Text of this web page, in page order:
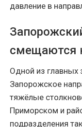
давление в
смещаются
Одной из главных
Запорожское
тяжёлые
Приморском и
подразделения